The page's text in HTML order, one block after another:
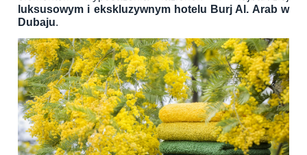
luksusowym i ekskluzywnym hotelu Burj Al. Arab w
Dubaju.